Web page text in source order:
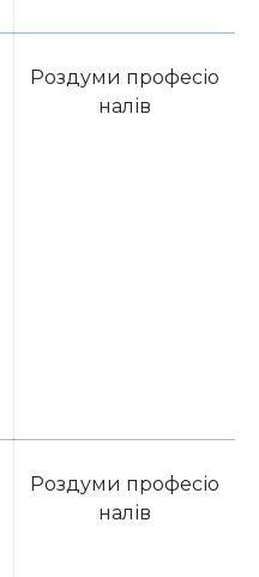
Роздуми професіо
налів
Роздуми професіо
налів